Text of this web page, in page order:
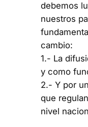
debemos
nuestros
cambio:
1.- La
y como
2.- Y por
que
nivel